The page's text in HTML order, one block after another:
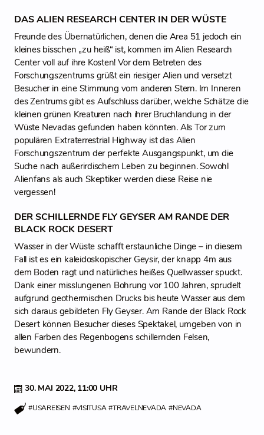
30. MAI 2022, 11:00 UHR
#USAREISEN #VISITUSA #TRAVELNEVADA #NEVADA
DAS ALIEN RESEARCH CENTER IN DER WÜSTE
Freunde des Übernatürlichen, denen die Area 51 jedoch ein
kleines bisschen „zu heiß“ ist, kommen im Alien Research
Center voll auf ihre Kosten! Vor dem Betreten des
Forschungszentrums grüßt ein riesiger Alien und versetzt
Besucher in eine Stimmung vom anderen Stern. Im Inneren
des Zentrums gibt es Aufschluss darüber, welche Schätze die
kleinen grünen Kreaturen nach ihrer Bruchlandung in der
Wüste Nevadas gefunden haben könnten. Als Tor zum
populären Extraterrestrial Highway ist das Alien
Forschungszentrum der perfekte Ausgangspunkt, um die
Suche nach außerirdischem Leben zu beginnen. Sowohl
Alienfans als auch Skeptiker werden diese Reise nie
vergessen!
DER SCHILLERNDE FLY GEYSER AM RANDE DER
BLACK ROCK DESERT
Wasser in der Wüste schafft erstaunliche Dinge – in diesem
Fall ist es ein kaleidoskopischer Geysir, der knapp 4m aus
dem Boden ragt und natürliches heißes Quellwasser spuckt.
Dank einer misslungenen Bohrung vor 100 Jahren, sprudelt
aufgrund geothermischen Drucks bis heute Wasser aus dem
sich daraus gebildeten Fly Geyser. Am Rande der Black Rock
Desert können Besucher dieses Spektakel, umgeben von in
allen Farben des Regenbogens schillernden Felsen,
bewundern.